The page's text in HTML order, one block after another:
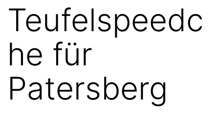
Teufelspeedc
he für
Patersberg